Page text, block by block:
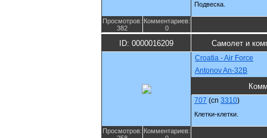
Подвеска.
Просмотров:
382
Комментариев:
0
ID: 0000016209 Самолет и
Croatia - Air Force
Antonov An-32B
707 (cn 3310)
Клетки-клетки.
Просмотров: Комментариев: